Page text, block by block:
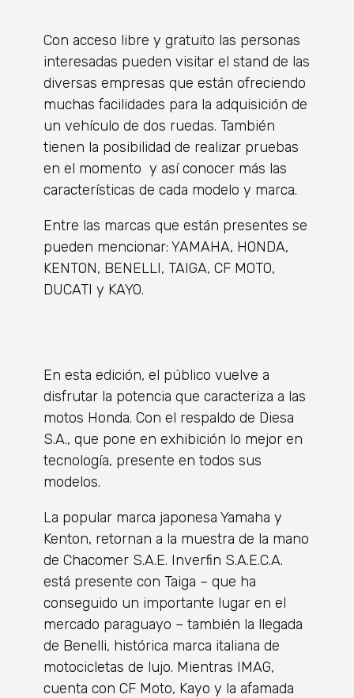
Con acceso libre y gratuito las personas
interesadas pueden visitar el stand de las
diversas empresas que están ofreciendo
muchas facilidades para la adquisición de
un vehículo de dos ruedas. También
tienen la posibilidad de realizar pruebas
en el momento y así conocer más las
características de cada modelo y marca.
Entre las marcas que están presentes se
pueden mencionar: YAMAHA, HONDA,
KENTON, BENELLI, TAIGA, CF MOTO,
DUCATI y KAYO.
En esta edición, el público vuelve a
disfrutar la potencia que caracteriza a las
motos Honda. Con el respaldo de Diesa
S.A., que pone en exhibición lo mejor en
tecnología, presente en todos sus
modelos.
La popular marca japonesa Yamaha y
Kenton, retornan a la muestra de la mano
de Chacomer S.A.E. Inverfin S.A.E.C.A.
está presente con Taiga – que ha
conseguido un importante lugar en el
mercado paraguayo – también la llegada
de Benelli, histórica marca italiana de
motocicletas de lujo. Mientras IMAG,
cuenta con CF Moto, Kayo y la afamada